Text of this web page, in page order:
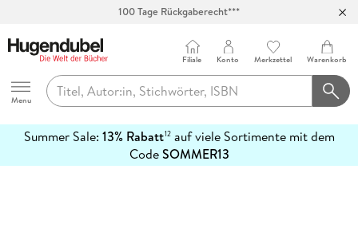
100 Tage Rückgaberecht***
Hugendubel
Menu
Filiale Konto Merkzettel Warenkorb
Summer Sale: 13% Rabatt12auf viele Sortimente mit dem
CodeSOMMER13
erfahren